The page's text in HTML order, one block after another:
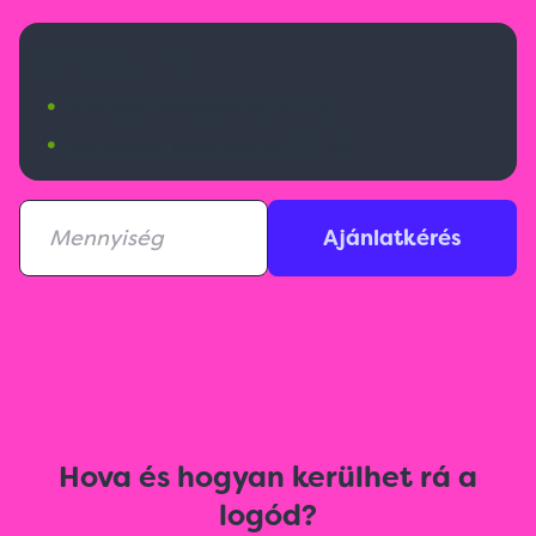
•
•
Ajánlatkérés
Hova és hogyan kerülhet rá a
logód?